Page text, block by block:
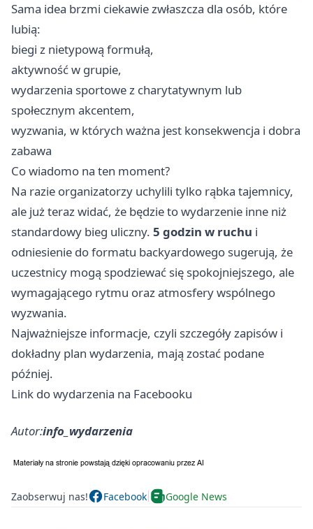
Sama idea brzmi ciekawie zwłaszcza dla osób, które
lubią:
biegi z nietypową formułą,
aktywność w grupie,
wydarzenia sportowe z charytatywnym lub
społecznym akcentem,
wyzwania, w których ważna jest konsekwencja i dobra
zabawa
Co wiadomo na ten moment?
Na razie organizatorzy uchylili tylko rąbka tajemnicy,
ale już teraz widać, że będzie to wydarzenie inne niż
standardowy bieg uliczny. 5 godzin w ruchu i
odniesienie do formatu backyardowego sugerują, że
uczestnicy mogą spodziewać się spokojniejszego, ale
wymagającego rytmu oraz atmosfery wspólnego
wyzwania.
Najważniejsze informacje, czyli szczegóły zapisów i
dokładny plan wydarzenia, mają zostać podane
później.
Link do wydarzenia na Facebooku
Autor:info_wydarzenia
Zaobserwuj nas! Facebook Google News